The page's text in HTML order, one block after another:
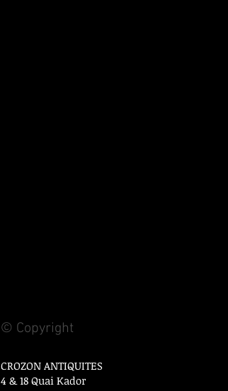
© Copyright
CROZON ANTIQUITES
4 & 18 Quai Kador